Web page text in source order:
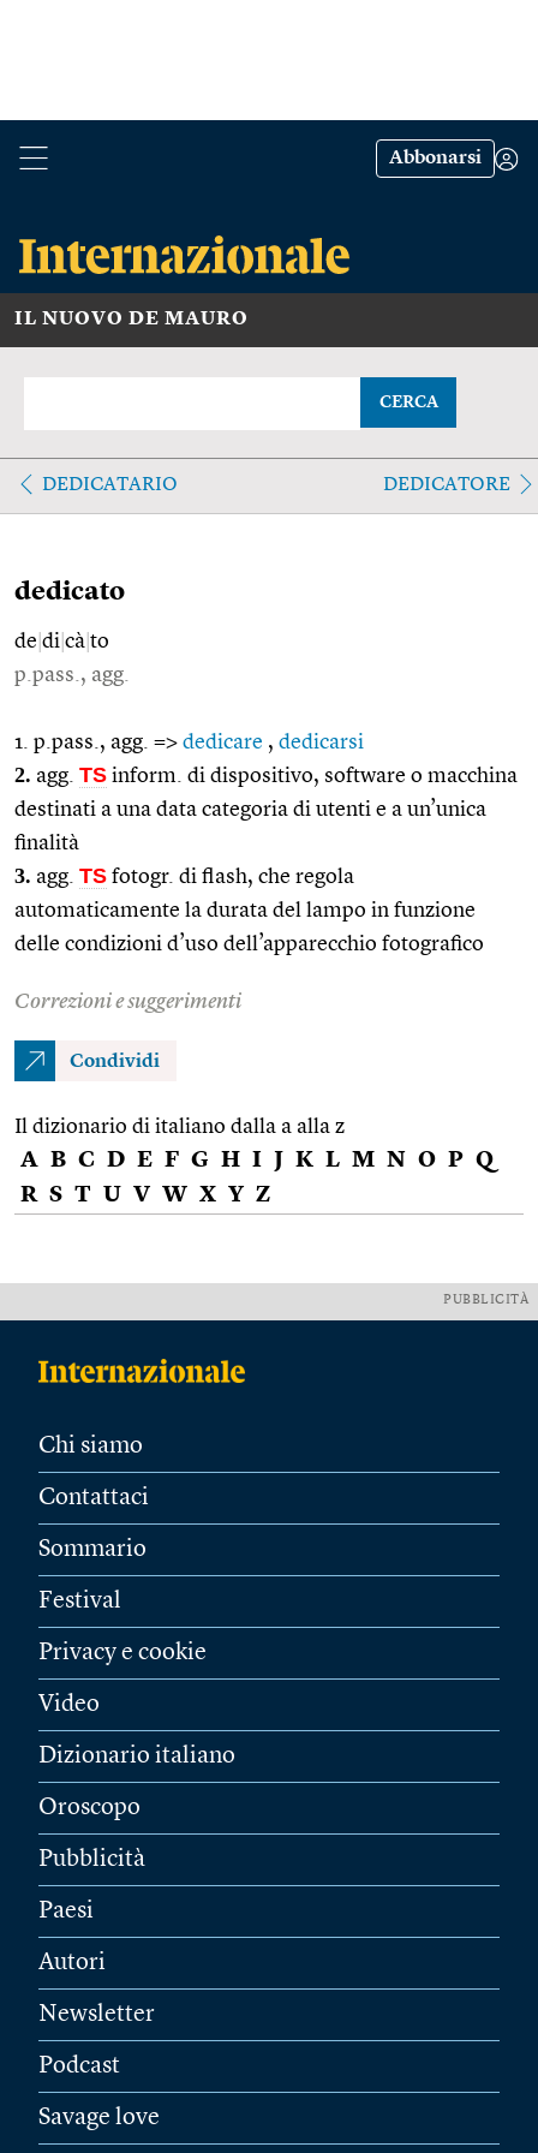
Abbonarsi
IL NUOVO DE MAURO
CERCA
DEDICATARIO DEDICATORE
dedicato
de di cà to
p.pass., agg.
1. p.pass., agg. => dedicare , dedicarsi
2. agg. TS inform. di dispositivo, software o macchina
destinati a una data categoria di utenti e a un’unica
finalità
3. agg. TS fotogr. di flash, che regola
automaticamente la durata del lampo in funzione
delle condizioni d’uso dell’apparecchio fotografico
Correzioni e suggerimenti
Condividi
Il dizionario di italiano dalla a alla z
A B C D E F G H I J K L M N O P Q
R S T U V W X Y Z
PUBBLICITÀ
Chi siamo
Contattaci
Sommario
Festival
Privacy e cookie
Video
Dizionario italiano
Oroscopo
Pubblicità
Paesi
Autori
Newsletter
Podcast
Savage love